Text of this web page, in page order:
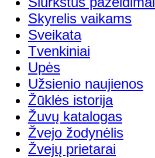
Skyrelis vaikams
Sveikata
Tvenkiniai
Upės
Užsienio naujienos
Žūklės istorija
Žuvų katalogas
Žvejo žodynėlis
Žvejų prietarai